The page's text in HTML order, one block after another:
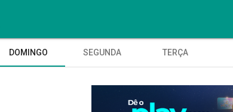
DOMINGO SEGUNDA TERÇA